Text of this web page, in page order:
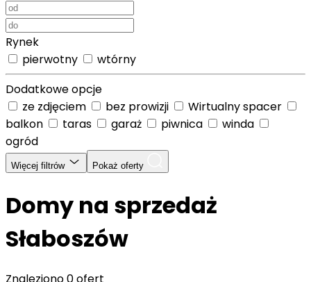
Rynek
pierwotny
wtórny
Dodatkowe opcje
ze zdjęciem
bez prowizji
Wirtualny spacer
balkon
taras garaż piwnica
winda
ogród
Więcej filtrów Pokaż oferty
Domy na sprzedaż
Słaboszów